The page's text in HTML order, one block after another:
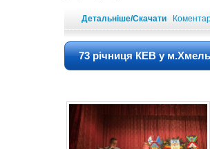
Детальніше/Скачати
73 річниця КЕВ у